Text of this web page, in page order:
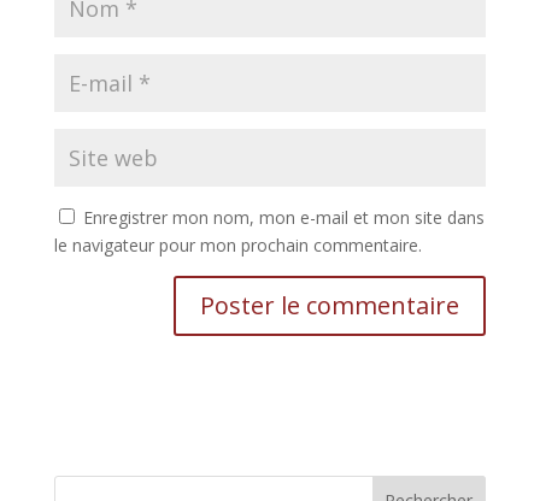
Enregistrer mon nom, mon e-mail et mon site dans
le navigateur pour mon prochain commentaire.